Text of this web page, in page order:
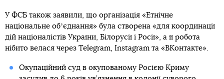
У ФСБ також заявили, що організація «Етнічне
національне обʼєднання» була створена «для координації
дій націоналістів України, Білорусії і Росії», а її робота
нібито велася через Telegram, Instagram та «ВКонтакте».
Окупаційний суд в окупованому Росією Криму